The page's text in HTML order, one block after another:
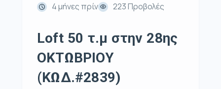
4 μήνες πρίν
223 Προβολές
Loft 50 τ.μ στην 28ης
ΟΚΤΩΒΡΙΟΥ
(ΚΩΔ.#2839)